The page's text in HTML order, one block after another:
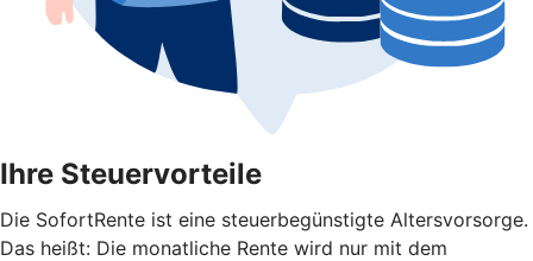
Ihre Steuervorteile
Die SofortRente ist eine steuerbegünstigte Altersvorsorge.
Das heißt: Die monatliche Rente wird nur mit dem